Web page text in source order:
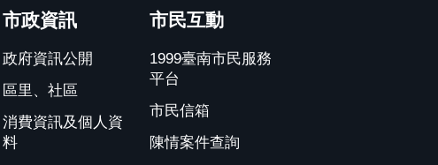
市政資訊
政府資訊公開
區里、社區
消費資訊及個人資
料
市民互動
1999臺南市民服務
平台
市民信箱
陳情案件查詢